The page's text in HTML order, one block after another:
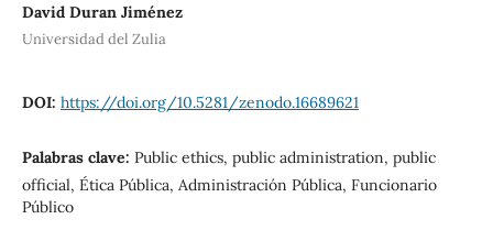
David Duran Jiménez
Universidad del Zulia
DOI: https://doi.org/10.5281/zenodo.16689621
Palabras clave: Public ethics, public administration, public
official, Ética Pública, Administración Pública, Funcionario
Público